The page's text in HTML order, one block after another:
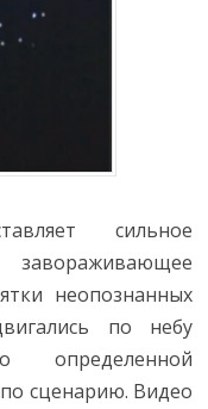
сильное
неопознанных
по небу
определенной
сценарию. Видео